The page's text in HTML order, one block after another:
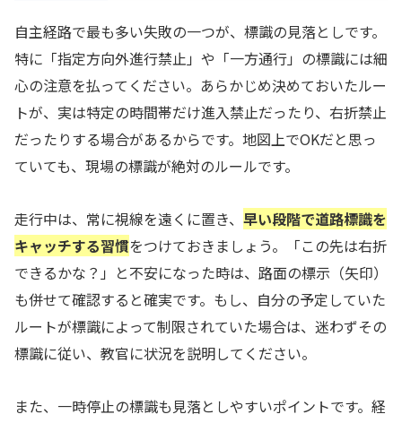
自主経路で最も多い失敗の一つが、標識の見落としです。
特に「指定方向外進行禁止」や「一方通行」の標識には細
心の注意を払ってください。あらかじめ決めておいたルー
トが、実は特定の時間帯だけ進入禁止だったり、右折禁止
だったりする場合があるからです。地図上でOKだと思っ
ていても、現場の標識が絶対のルールです。
走行中は、常に視線を遠くに置き、 早い段階で道路標識を
キャッチする習慣をつけておきましょう。「この先は右折
できるかな？」と不安になった時は、路面の標示（矢印）
も併せて確認すると確実です。もし、自分の予定していた
ルートが標識によって制限されていた場合は、迷わずその
標識に従い、教官に状況を説明してください。
また、一時停止の標識も見落としやすいポイントです。経